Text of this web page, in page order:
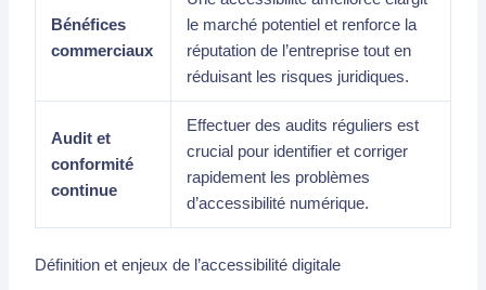
Bénéfices
commerciaux
le marché potentiel et renforce la
réputation de l’entreprise tout en
réduisant les risques juridiques.
Audit et
conformité
continue
Effectuer des audits réguliers est
crucial pour identifier et corriger
rapidement les problèmes
d’accessibilité numérique.
Définition et enjeux de l’accessibilité digitale